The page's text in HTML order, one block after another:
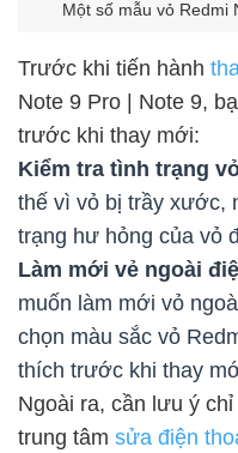
Một số mẫu vỏ Redmi
Trước khi tiến hành
Note 9 Pro | Note 9,
trước khi thay mới:
Kiểm tra tình trạng
thế vì vỏ bị trầy xước,
trạng hư hỏng của vỏ
Làm mới vẻ ngoài
muốn làm mới vỏ
chọn màu sắc vỏ
thích trước khi thay
Ngoài ra, cần lưu ý
trung tâm sửa điện